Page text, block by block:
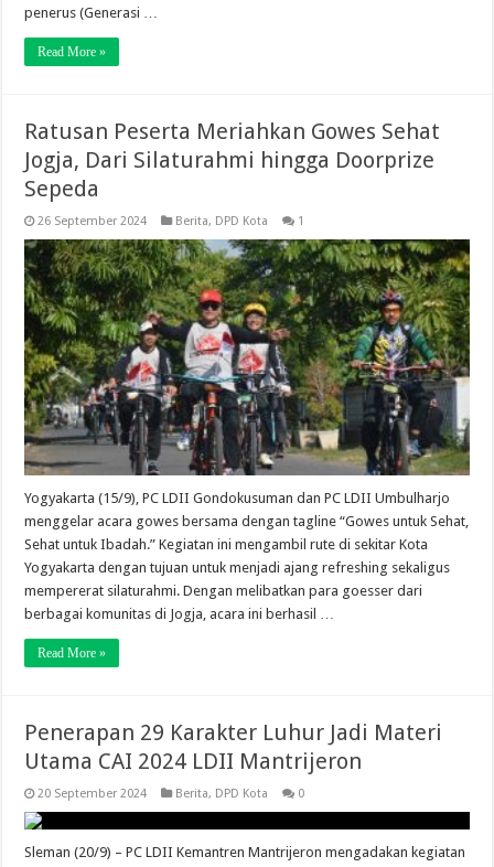
penerus (Generasi …
Read More »
Ratusan Peserta Meriahkan Gowes Sehat
Jogja, Dari Silaturahmi hingga Doorprize
Sepeda
26 September 2024 Berita, DPD Kota 1
Yogyakarta (15/9), PC LDII Gondokusuman dan PC LDII Umbulharjo
menggelar acara gowes bersama dengan tagline “Gowes untuk Sehat,
Sehat untuk Ibadah.” Kegiatan ini mengambil rute di sekitar Kota
Yogyakarta dengan tujuan untuk menjadi ajang refreshing sekaligus
mempererat silaturahmi. Dengan melibatkan para goesser dari
berbagai komunitas di Jogja, acara ini berhasil …
Read More »
Penerapan 29 Karakter Luhur Jadi Materi
Utama CAI 2024 LDII Mantrijeron
20 September 2024 Berita, DPD Kota 0
Sleman (20/9) – PC LDII Kemantren Mantrijeron mengadakan kegiatan